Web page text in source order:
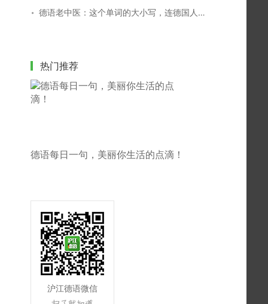
德语老中医：这个单词的大小写，连德国人都搞不清！
热门推荐
德语每日一句，美丽你生活的点滴！
沪江德语微信